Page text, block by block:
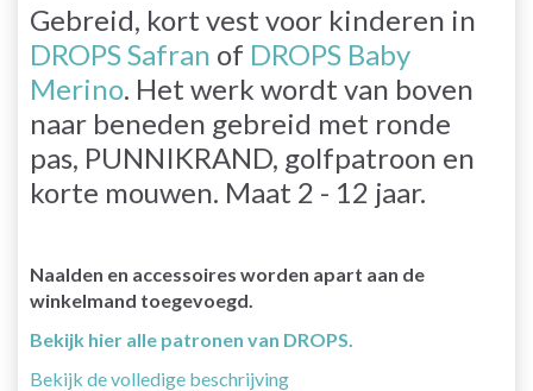
Gebreid, kort vest voor kinderen in
DROPS Safran of DROPS Baby
Merino. Het werk wordt van boven
naar beneden gebreid met ronde
pas, PUNNIKRAND, golfpatroon en
korte mouwen. Maat 2 - 12 jaar.
Naalden en accessoires worden apart aan de
winkelmand toegevoegd.
Bekijk hier alle patronen van DROPS.
Bekijk de volledige beschrijving